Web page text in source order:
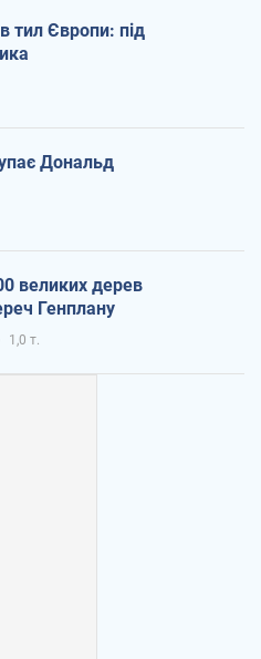
тил Європи: під
Дональд
великих дерев
Генплану
1,0 т.